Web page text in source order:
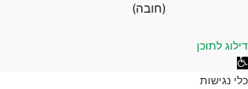
(חובה)
לתוכן